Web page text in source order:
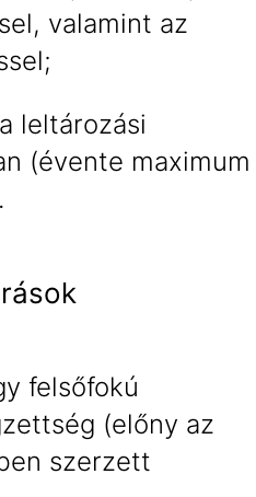
valamint az
leltározási
(évente maximum
felsőfokú
(előny az
szerzett